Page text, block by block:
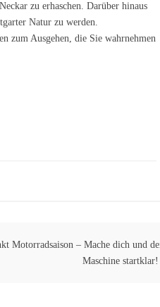
zu erhaschen. Darüber hinaus
Natur zu werden.
zum Ausgehen, die Sie wahrnehmen
Motorradsaison – Mache dich und
Maschine startklar!